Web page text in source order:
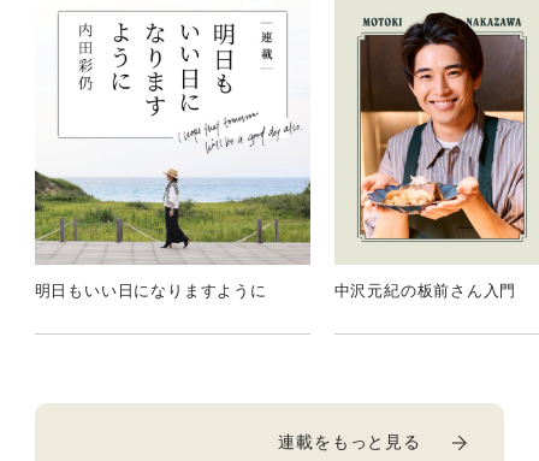
明日もいい日になりますように 中沢元紀の板前さん入門
連載をもっと見る